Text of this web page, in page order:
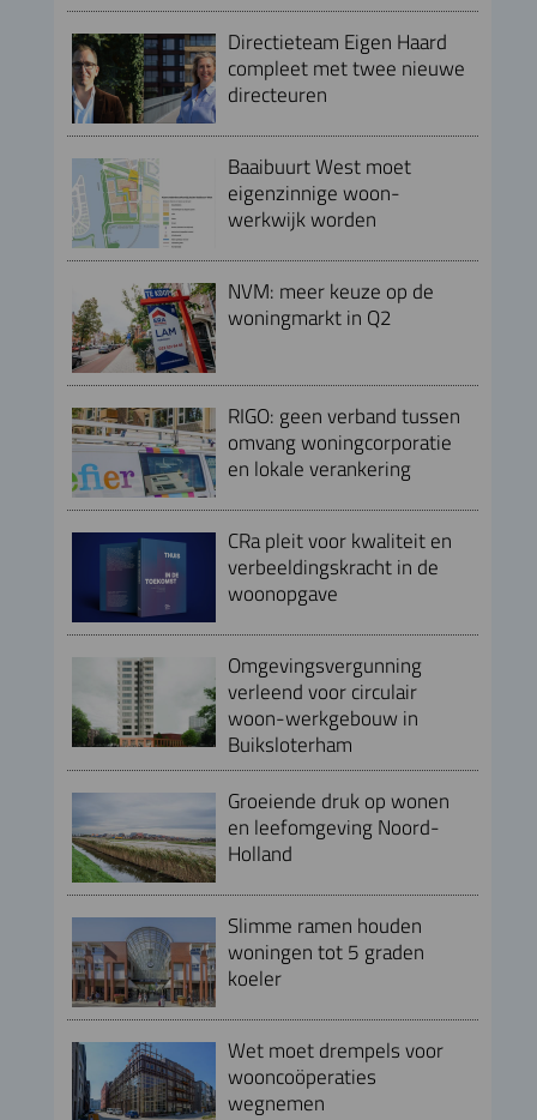
Directieteam Eigen Haard
compleet met twee nieuwe
directeuren
Baaibuurt West moet
eigenzinnige woon-
werkwijk worden
NVM: meer keuze op de
woningmarkt in Q2
RIGO: geen verband tussen
omvang woningcorporatie
en lokale verankering
CRa pleit voor kwaliteit en
verbeeldingskracht in de
woonopgave
Omgevingsvergunning
verleend voor circulair
woon-werkgebouw in
Buiksloterham
Groeiende druk op wonen
en leefomgeving Noord-
Holland
Slimme ramen houden
woningen tot 5 graden
koeler
Wet moet drempels voor
wooncoöperaties
wegnemen